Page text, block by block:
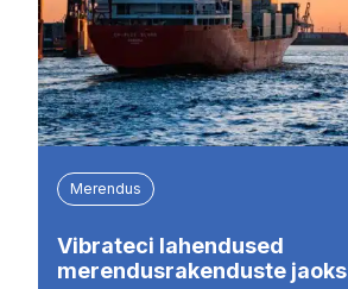
Merendus
Vibrateci lahendused
merendusrakenduste jaoks